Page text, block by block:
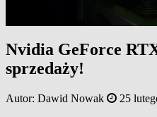
Nvidia GeForce
sprzedaży!
Autor: Dawid Nowak 25